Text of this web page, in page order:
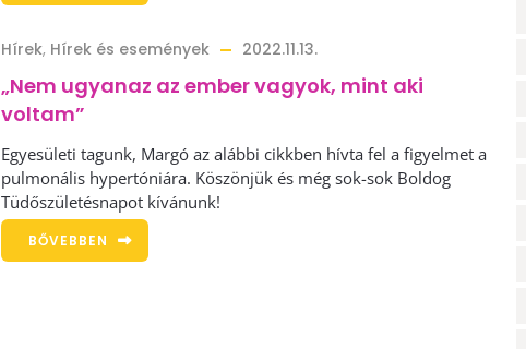
Hírek, Hírek és események 2022.11.13.
„Nem ugyanaz az ember vagyok, mint aki
voltam”
Egyesületi tagunk, Margó az alábbi cikkben hívta fel a figyelmet a
pulmonális hypertóniára. Köszönjük és még sok-sok Boldog
Tüdőszületésnapot kívánunk!
BŐVEBBEN